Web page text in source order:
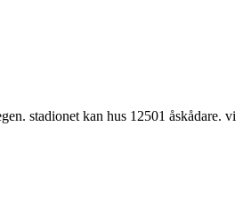
stadionet kan hus 12501 åskådare. vi